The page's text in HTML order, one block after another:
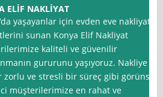
ELİF NAKLİYAT
yaşayanlar için evden eve nakliyat
sunan Konya Elif Nakliyat
kaliteli ve güvenilir
gururunu yaşıyoruz. Nakliye
ve stresli bir süreç gibi görünse
müşterilerimize en rahat ve